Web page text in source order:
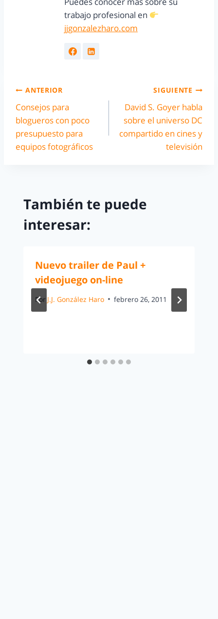
trabajo profesional en
jjgonzalezharo.com
ANTERIOR
Consejos para
blogueros con poco
presupuesto para
equipos fotográficos
SIGUIENTE
David S. Goyer habla
sobre el universo DC
compartido en cines y
televisión
También te puede
interesar:
Nuevo trailer de Paul +
videojuego on-line
Por J.J. González Haro febrero 26, 2011